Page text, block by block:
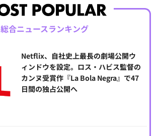
総合ニュースランキング
Netflix、自社史上最長の劇場公開ウ
ィンドウを設定。ロス・ハビス監督の
カンヌ受賞作『La Bola Negra』で47
日間の独占公開へ